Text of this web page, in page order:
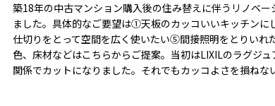
築18年の中古マンション購入後の住み替えに伴うリノベ
ました。具体的なご要望は①天板のカッコいいキッチン
仕切りをとって空間を広く使いたい⑤間接照明をとりい
色、床材などはこちらからご提案。当初はLIXILのラグジ
関係でカットになりました。それでもカッコよさを損ね